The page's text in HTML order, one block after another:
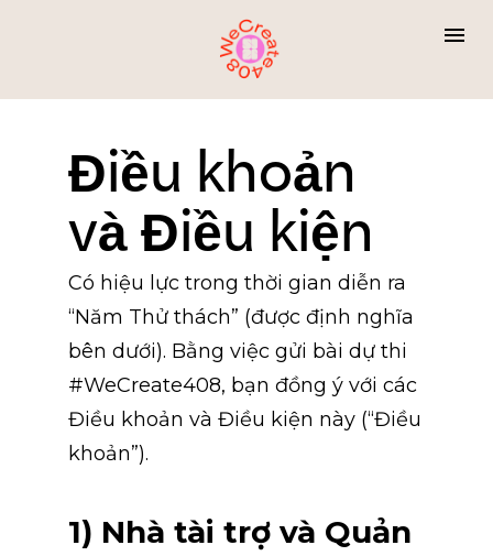
Điều khoản
và Điều kiện
Có hiệu lực trong thời gian diễn ra
“Năm Thử thách” (được định nghĩa
bên dưới). Bằng việc gửi bài dự thi
#WeCreate408, bạn đồng ý với các
Điều khoản và Điều kiện này (“Điều
khoản”).
1) Nhà tài trợ và Quản